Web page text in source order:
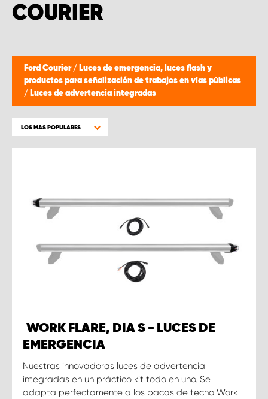
COURIER
Ford Courier / Luces de emergencia, luces flash y
productos para señalización de trabajos en vías públicas
/ Luces de advertencia integradas
LOS MAS POPULARES
WORK FLARE, DIA S - LUCES DE
EMERGENCIA
Nuestras innovadoras luces de advertencia
integradas en un práctico kit todo en uno. Se
adapta perfectamente a los bacas de techo Work